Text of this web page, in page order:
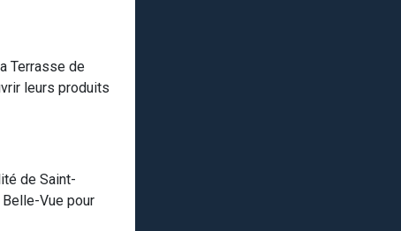
Terrasse de
leurs produits
de Saint-
Vue pour